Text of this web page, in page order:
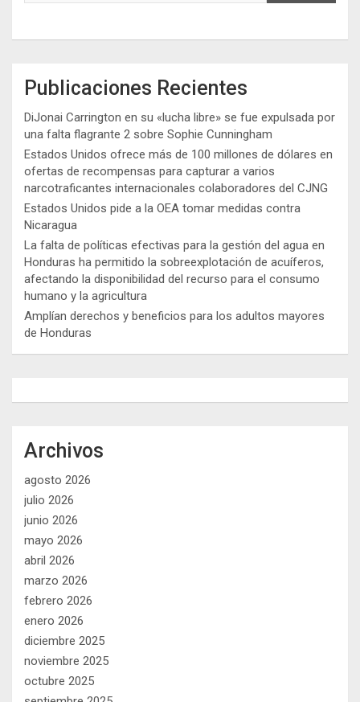
Publicaciones Recientes
DiJonai Carrington en su «lucha libre» se fue expulsada por
una falta flagrante 2 sobre Sophie Cunningham
Estados Unidos ofrece más de 100 millones de dólares en
ofertas de recompensas para capturar a varios
narcotraficantes internacionales colaboradores del CJNG
Estados Unidos pide a la OEA tomar medidas contra
Nicaragua
La falta de políticas efectivas para la gestión del agua en
Honduras ha permitido la sobreexplotación de acuíferos,
afectando la disponibilidad del recurso para el consumo
humano y la agricultura
Amplían derechos y beneficios para los adultos mayores
de Honduras
Archivos
agosto 2026
julio 2026
junio 2026
mayo 2026
abril 2026
marzo 2026
febrero 2026
enero 2026
diciembre 2025
noviembre 2025
octubre 2025